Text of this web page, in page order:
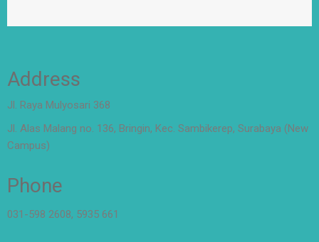
Address
Jl. Raya Mulyosari 368
Jl. Alas Malang no. 136, Bringin, Kec. Sambikerep, Surabaya (New
Campus)
Phone
031-598 2608, 5935 661